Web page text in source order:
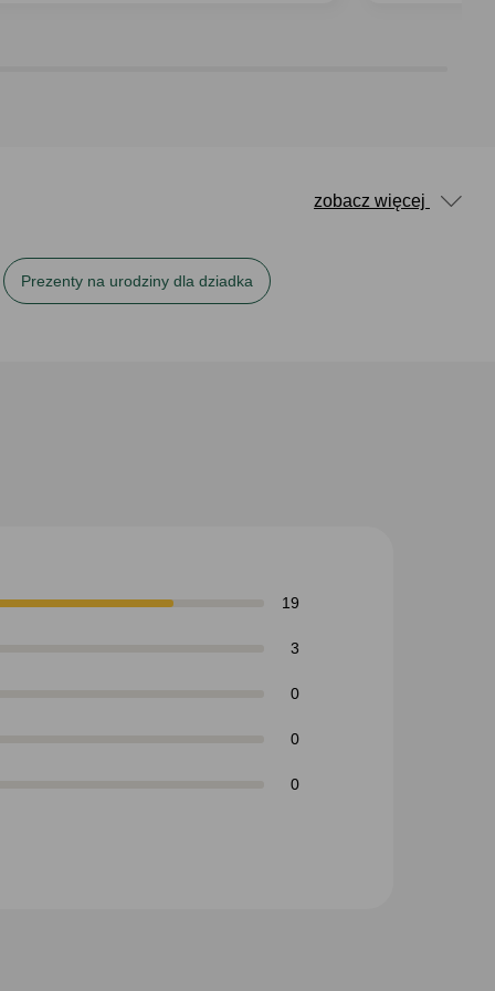
zobacz więcej
Prezenty na urodziny dla dziadka
19
3
0
0
0